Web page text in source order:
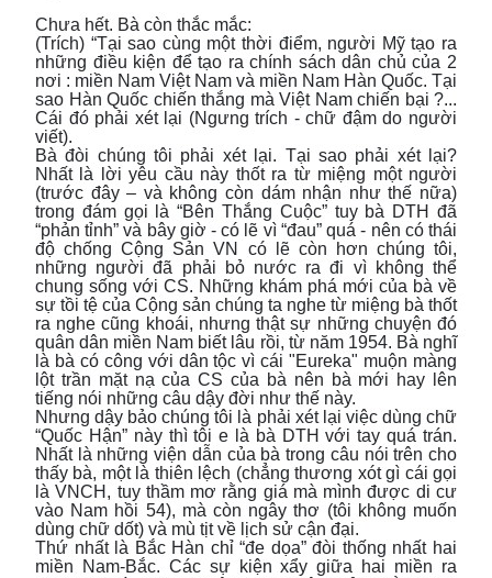
Chưa hết. Bà còn thắc mắc:
(Trích) “Tại sao cùng một thời điểm, người Mỹ tạo ra
những điều kiện để tạo ra chính sách dân chủ của 2
nơi : miền Nam Việt Nam và miền Nam Hàn Quốc. Tại
sao Hàn Quốc chiến thắng mà Việt Nam chiến bại ?...
Cái đó phải xét lại (Ngưng trích - chữ đậm do người
viết).
Bà đòi chúng tôi phải xét lại. Tại sao phải xét lại?
Nhất là lời yêu cầu này thốt ra từ miệng một người
(trước đây – và không còn dám nhận như thế nữa)
trong đám gọi là “Bên Thắng Cuộc” tuy bà DTH đã
“phản tỉnh” và bây giờ - có lẽ vì “đau” quá - nên có thái
độ chống Cộng Sản VN có lẽ còn hơn chúng tôi,
những người đã phải bỏ nước ra đi vì không thể
chung sống với CS. Những khám phá mới của bà về
sự tồi tệ của Cộng sản chúng ta nghe từ miệng bà thốt
ra nghe cũng khoái, nhưng thật sự những chuyện đó
quân dân miền Nam biết lâu rồi, từ năm 1954. Bà nghĩ
là bà có công với dân tộc vì cái "Eureka" muộn màng
lột trần mặt nạ của CS của bà nên bà mới hay lên
tiếng nói những câu dậy đời như thế này.
Nhưng dậy bảo chúng tôi là phải xét lại việc dùng chữ
“Quốc Hận” này thì tôi e là bà DTH với tay quá trán.
Nhất là những viện dẫn của bà trong câu nói trên cho
thấy bà, một là thiên lệch (chẳng thương xót gì cái gọi
là VNCH, tuy thầm mơ rằng giá mà mình được di cư
vào Nam hồi 54), mà còn ngây thơ (tôi không muốn
dùng chữ dốt) và mù tịt về lịch sử cận đại.
Thứ nhất là Bắc Hàn chỉ “đe dọa” đòi thống nhất hai
miền Nam-Bắc. Các sự kiện xẩy giữa hai miền ra